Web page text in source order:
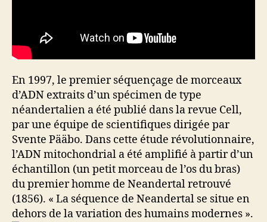
En 1997, le premier séquençage de morceaux
d’ADN extraits d’un spécimen de type
néandertalien a été publié dans la revue Cell,
par une équipe de scientifiques dirigée par
Svente Pääbo. Dans cette étude révolutionnaire,
l’ADN mitochondrial a été amplifié à partir d’un
échantillon (un petit morceau de l’os du bras)
du premier homme de Neandertal retrouvé
(1856). « La séquence de Neandertal se situe en
dehors de la variation des humains modernes ».